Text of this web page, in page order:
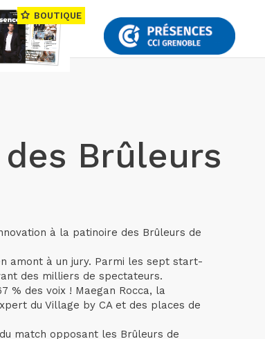
BOUTIQUE
Brûleurs
à la patinoire des Brûleurs de
amont à un jury. Parmi les sept start-
des milliers de spectateurs.
% des voix ! Maegan Rocca, la
du Village by CA et des places de
match opposant les Brûleurs de